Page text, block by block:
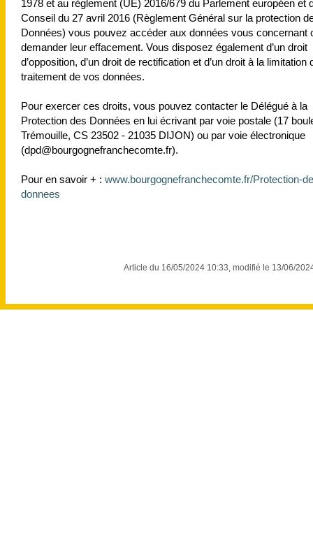
1978 et au règlement (UE) 2016/679 du Parlement européen et
Conseil du 27 avril 2016 (Règlement Général sur la protection
Données) vous pouvez accéder aux données vous concernant
demander leur effacement. Vous disposez également d’un droit
d’opposition, d’un droit de rectification et d’un droit à la limitation
traitement de vos données.
Pour exercer ces droits, vous pouvez contacter le Délégué à la
Protection des Données en lui écrivant par voie postale (17
Trémouille, CS 23502 - 21035 DIJON) ou par voie électronique
(dpd@bourgognefranchecomte.fr).
Pour en savoir + : www.bourgognefranchecomte.fr/Protection-
donnees
Article du 16/05/2024 10:33, modifié le 13/06/